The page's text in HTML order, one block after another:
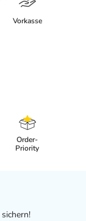
Vorkasse
Order-
Priority
sichern!